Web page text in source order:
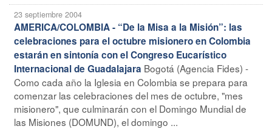
23 septiembre 2004
AMERICA/COLOMBIA - “De la Misa a la Misión”: las
celebraciones para el octubre misionero en Colombia
estarán en sintonía con el Congreso Eucarístico
Internacional de Guadalajara Bogotá (Agencia Fides) -
Como cada año la Iglesia en Colombia se prepara para
comenzar las celebraciones del mes de octubre, "mes
misionero", que culminarán con el Domingo Mundial de
las Misiones (DOMUND), el domingo ...